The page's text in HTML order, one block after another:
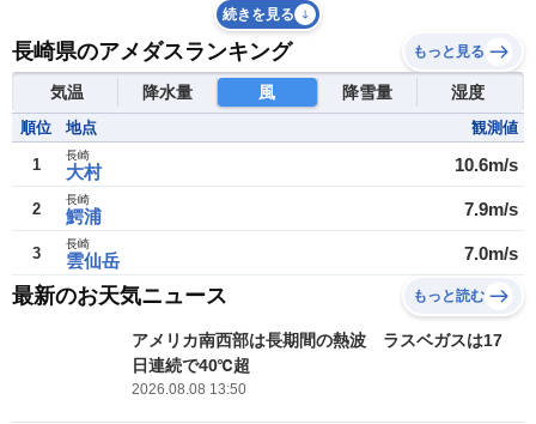
続きを見る
長崎県のアメダスランキング もっと見る
気温 降水量 風 降雪量 湿度
順位 地点 観測値
1 大村
長崎 10.6m/s
2 鰐浦
長崎 7.9m/s
3 雲仙岳
長崎 7.0m/s
最新のお天気ニュース もっと読む
アメリカ南西部は長期間の熱波 ラスベガスは17
日連続で40℃超
2026.08.08 13:50